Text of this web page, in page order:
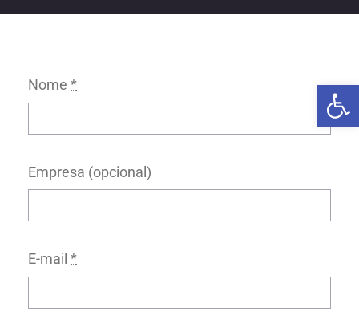
Nome *
Empresa (opcional)
E-mail *